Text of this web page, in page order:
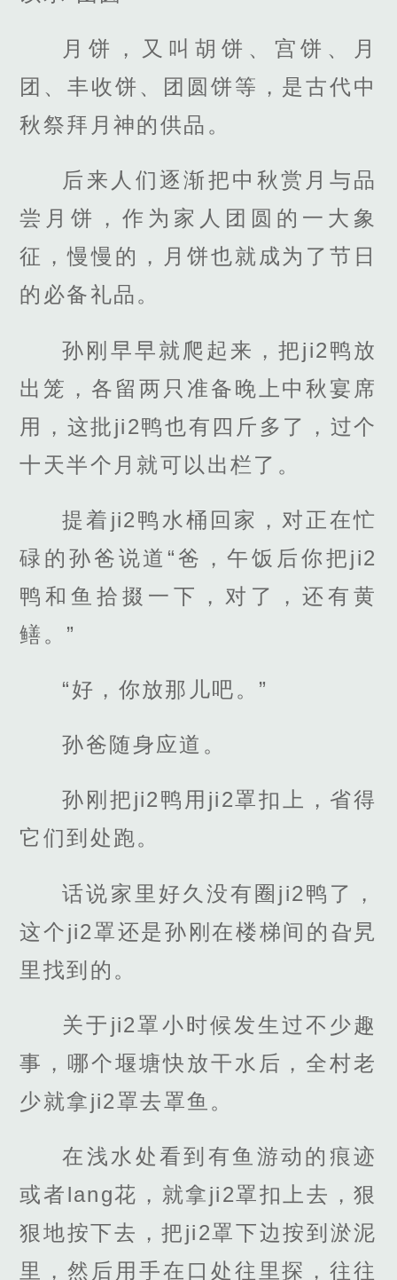
月饼，又叫胡饼、宫饼、月
团、丰收饼、团圆饼等，是古代中
秋祭拜月神的供品。
后来人们逐渐把中秋赏月与品
尝月饼，作为家人团圆的一大象
征，慢慢的，月饼也就成为了节日
的必备礼品。
孙刚早早就爬起来，把ji2鸭放
出笼，各留两只准备晚上中秋宴席
用，这批ji2鸭也有四斤多了，过个
十天半个月就可以出栏了。
提着ji2鸭水桶回家，对正在忙
碌的孙爸说道“爸，午饭后你把ji2
鸭和鱼拾掇一下，对了，还有黄
鳝。”
“好，你放那儿吧。”
孙爸随身应道。
孙刚把ji2鸭用ji2罩扣上，省得
它们到处跑。
话说家里好久没有圈ji2鸭了，
这个ji2罩还是孙刚在楼梯间的旮旯
里找到的。
关于ji2罩小时候发生过不少趣
事，哪个堰塘快放干水后，全村老
少就拿ji2罩去罩鱼。
在浅水处看到有鱼游动的痕迹
或者lang花，就拿ji2罩扣上去，狠
狠地按下去，把ji2罩下边按到淤泥
里，然后用手在口处往里探，往往